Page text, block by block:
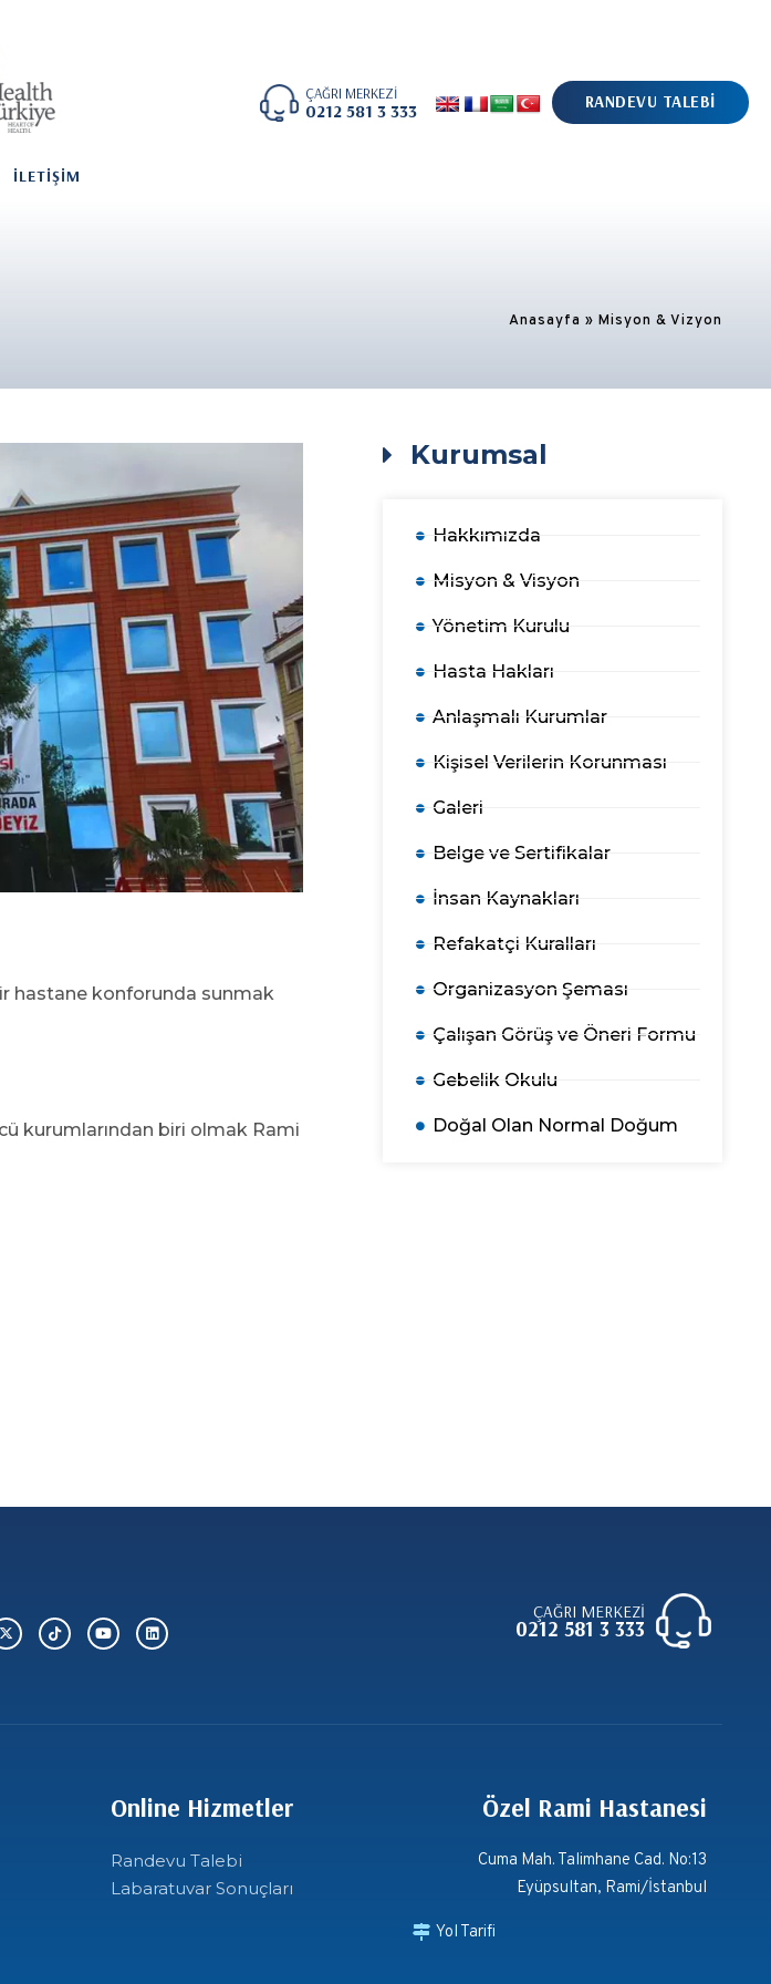
İLETIŞIM
ÇAĞRI MERKEZİ
0212 581 3 333 RANDEVU TALEBİ
Anasayfa » Misyon & Vizyon
hastane konforunda sunmak
kurumlarından biri olmak Rami
Kurumsal
Hakkımızda
Misyon & Visyon
Yönetim Kurulu
Hasta Hakları
Anlaşmalı Kurumlar
Kişisel Verilerin Korunması
Galeri
Belge ve Sertifikalar
İnsan Kaynakları
Refakatçi Kuralları
Organizasyon Şeması
Çalışan Görüş ve Öneri Formu
Gebelik Okulu
Doğal Olan Normal Doğum
ÇAĞRI MERKEZİ
0212 581 3 333
Online Hizmetler
Randevu Talebi
Labaratuvar Sonuçları
Özel Rami Hastanesi
Cuma Mah. Talimhane Cad. No:13
Eyüpsultan, Rami/İstanbul
Yol Tarifi